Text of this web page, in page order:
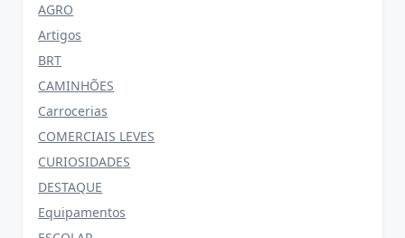
AGRO
Artigos
BRT
CAMINHÕES
Carrocerias
COMERCIAIS LEVES
CURIOSIDADES
DESTAQUE
Equipamentos